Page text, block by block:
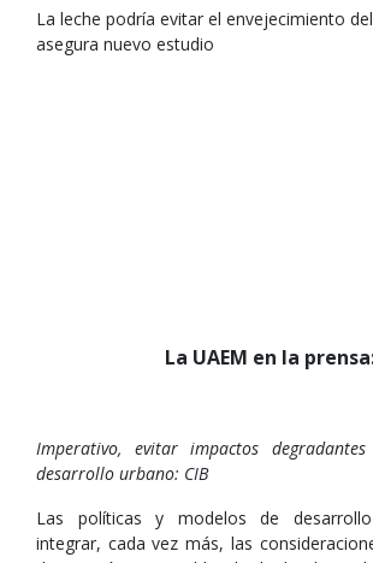
La leche podría evitar el envejecimiento
asegura nuevo estudio
La UAEM en la
Imperativo, evitar impactos
desarrollo urbano: CIB
Las políticas y modelos de
integrar, cada vez más, las